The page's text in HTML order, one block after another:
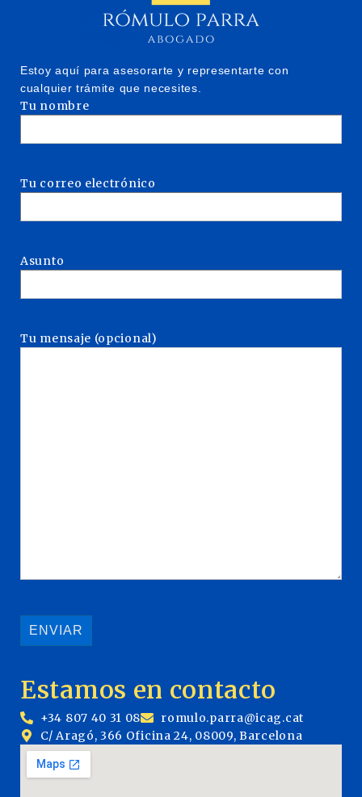
Estoy aquí para asesorarte y representarte con
cualquier trámite que necesites.
Tu nombre
Tu correo electrónico
Asunto
Tu mensaje (opcional)
Estamos en contacto
+34 807 40 31 08
romulo.parra@icag.cat
C/ Aragó, 366 Oficina 24, 08009, Barcelona